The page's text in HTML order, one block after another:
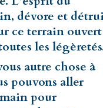
dévore et
ce terrain ouvert
les
autre chose à
pouvons aller
pour